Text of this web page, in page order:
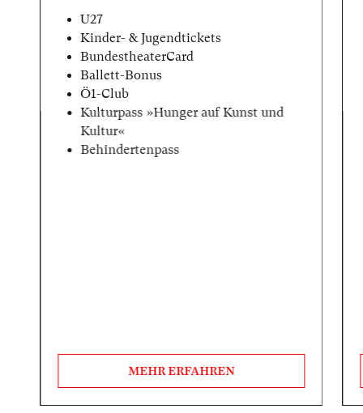
U27
Kinder- & Jugendtickets
BundestheaterCard
Ballett-Bonus
Ö1-Club
Kulturpass »Hunger auf Kunst und
Kultur«
Behindertenpass
MEHR ERFAHREN